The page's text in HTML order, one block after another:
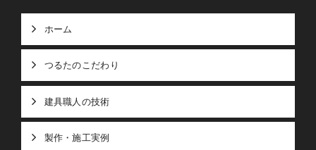
ホーム
つるたのこだわり
建具職人の技術
製作・施工実例